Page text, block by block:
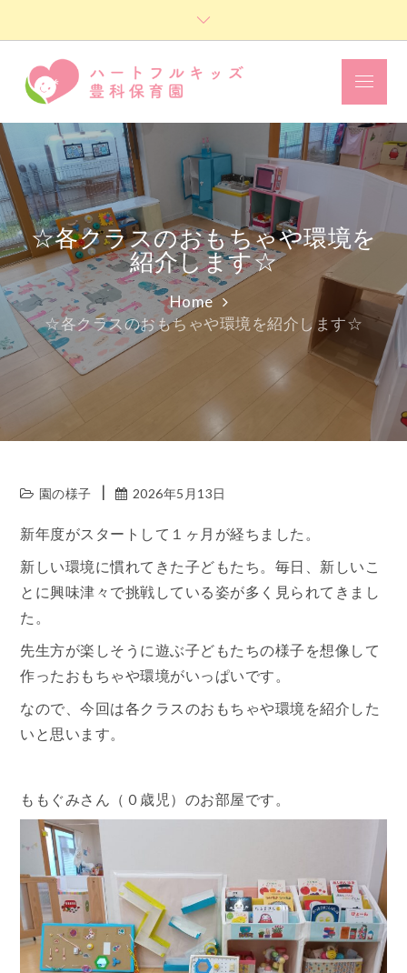
ハートフル
キッズ豊科
保育園
Menu
☆各クラスのおもちゃや環境を
紹介します☆
Home
☆各クラスのおもちゃや環境を紹介します☆
園の様子 2026年5月13日
新年度がスタートして１ヶ月が経ちました。
新しい環境に慣れてきた子どもたち。毎日、新しいこ
とに興味津々で挑戦している姿が多く見られてきまし
た。
先生方が楽しそうに遊ぶ子どもたちの様子を想像して
作ったおもちゃや環境がいっぱいです。
なので、今回は各クラスのおもちゃや環境を紹介した
いと思います。
ももぐみさん（０歳児）のお部屋です。